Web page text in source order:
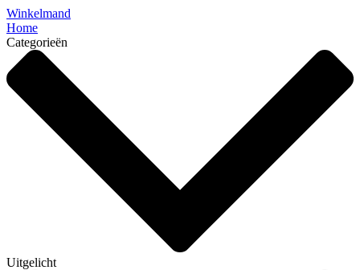
Winkelmand
Home
Categorieën
Uitgelicht